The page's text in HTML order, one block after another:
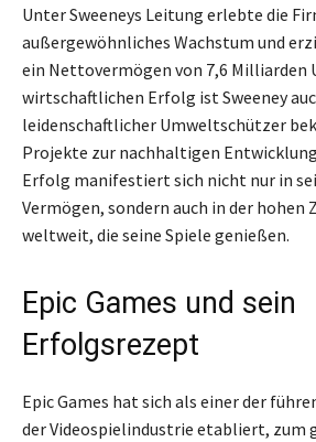
Unter Sweeneys Leitung erlebte die
außergewöhnliches Wachstum und
ein Nettovermögen von 7,6 Milliarden
wirtschaftlichen Erfolg ist Sweeney
leidenschaftlicher Umweltschützer
Projekte zur nachhaltigen
Erfolg manifestiert sich nicht nur in
Vermögen, sondern auch in der hohen
weltweit, die seine Spiele genießen.
Epic Games und sein
Erfolgsrezept
Epic Games hat sich als einer der
der Videospielindustrie etabliert, zum